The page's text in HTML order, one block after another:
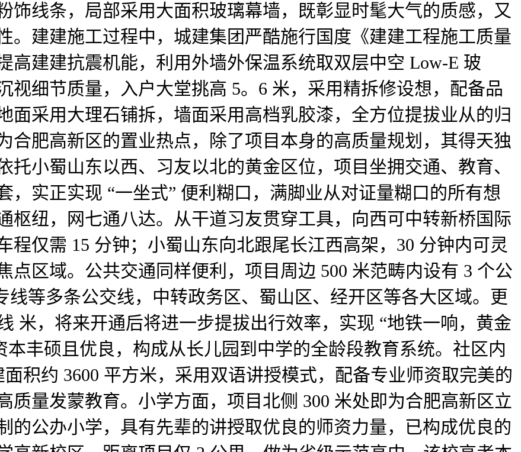
饰线条，局部采用大面积玻璃幕墙，既彰显时髦大气的质感，又
。建建施工过程中，城建集团严酷施行国度《建建工程施工质量
高建建抗震机能，利用外墙外保温系统取双层中空 Low-E 玻
视细节质量，入户大堂挑高 5。6 米，采用精拆修设想，配备品
面采用大理石铺拆，墙面采用高档乳胶漆，全方位提拔业从的归
合肥高新区的置业热点，除了项目本身的高质量规划，其得天独
托小蜀山东以西、习友以北的黄金区位，项目坐拥交通、教育、
，实正实现 “一坐式” 便利糊口，满脚业从对证量糊口的所有想
枢纽，网七通八达。从干道习友贯穿工具，向西可中转新桥国际
程仅需 15 分钟；小蜀山东向北跟尾长江西高架，30 分钟内可灵
点区域。公共交通同样便利，项目周边 500 米范畴内设有 3 个公
线等多条公交线，中转政务区、蜀山区、经开区等各大区域。更
米，将来开通后将进一步提拔出行效率，实现 “地铁一响，黄金
丰硕且优良，构成从长儿园到中学的全龄段教育系统。社区内
积约 3600 平方米，采用双语讲授模式，配备专业师资取完美的
质量发蒙教育。小学方面，项目北侧 300 米处即为合肥高新区立
的公办小学，具有先辈的讲授取优良的师资力量，已构成优良的